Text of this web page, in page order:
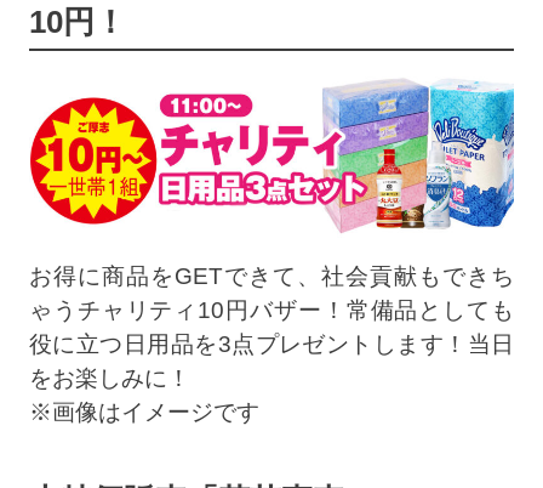
10円！
お得に商品をGETできて、社会貢献もできち
ゃうチャリティ10円バザー！常備品としても
役に立つ日用品を3点プレゼントします！当日
をお楽しみに！
※画像はイメージです